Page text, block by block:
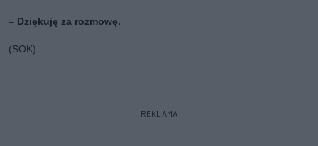
– Dziękuję za rozmowę.
(SOK)
REKLAMA